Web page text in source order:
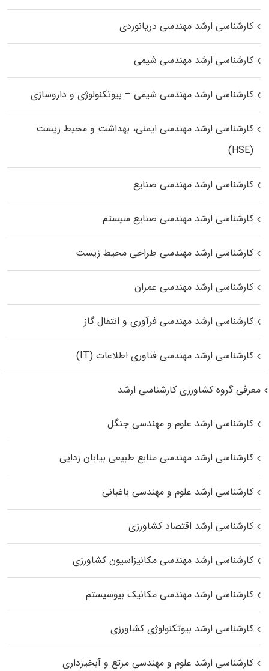
کارشناسی ارشد مهندسی دریانوردی
کارشناسی ارشد مهندسی شیمی
کارشناسی ارشد مهندسی شیمی – بیوتکنولوژی و داروسازی
کارشناسی ارشد مهندسی ایمنی، بهداشت و محیط زیست
(HSE)
کارشناسی ارشد مهندسی صنایع
کارشناسی ارشد مهندسی صنایع سیستم
کارشناسی ارشد مهندسی طراحی محیط زیست
کارشناسی ارشد مهندسی عمران
کارشناسی ارشد مهندسی فرآوری و انتقال گاز
کارشناسی ارشد مهندسی فناوری اطلاعات (IT)
معرفی گروه کشاورزی کارشناسی ارشد
کارشناسی ارشد علوم و مهندسی جنگل
کارشناسی ارشد مهندسی منابع طبیعی بیابان زدایی
کارشناسی ارشد علوم و مهندسی باغبانی
کارشناسی ارشد اقتصاد کشاورزی
کارشناسی ارشد مهندسی مکانیزاسیون کشاورزی
کارشناسی ارشد مهندسی مکانیک بیوسیستم
کارشناسی ارشد بیوتکنولوژی کشاورزی
کارشناسی ارشد علوم و مهندسی مرتع و آبخیزداری